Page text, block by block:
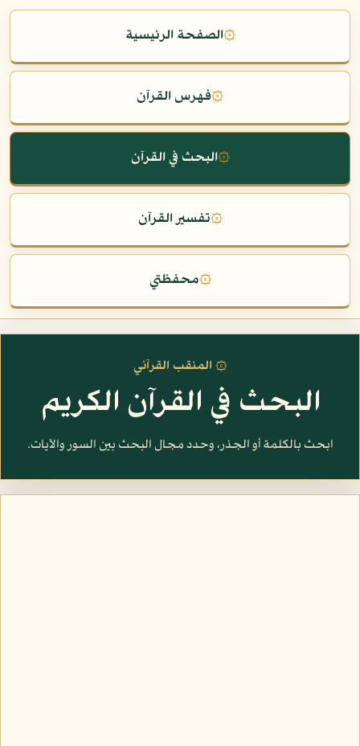
۞الصفحة الرئيسية
۞فهرس القرآن
۞البحث في القرآن
۞تفسير القرآن
۞محفظتي
۞ المنقب القرآني
البحث في القرآن الكريم
ابحث بالكلمة أو الجذر، وحدد مجال البحث بين السور والآيات.